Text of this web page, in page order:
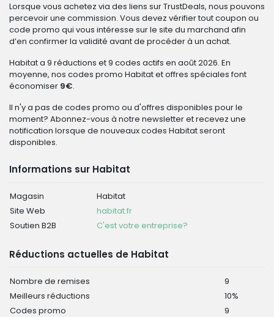
Lorsque vous achetez via des liens sur TrustDeals, nous pouvons
percevoir une commission. Vous devez vérifier tout coupon ou
code promo qui vous intéresse sur le site du marchand afin
d’en confirmer la validité avant de procéder à un achat.
Habitat a 9 réductions et 9 codes actifs en août 2026. En
moyenne, nos codes promo Habitat et offres spéciales font
économiser 9€.
Il n'y a pas de codes promo ou d'offres disponibles pour le
moment? Abonnez-vous à notre newsletter et recevez une
notification lorsque de nouveaux codes Habitat seront
disponibles.
Informations sur Habitat
Magasin
Habitat
Site Web
habitat.fr
Soutien B2B
C'est votre entreprise?
Réductions actuelles de Habitat
Nombre de remises
9
Meilleurs réductions
10%
Codes promo
9